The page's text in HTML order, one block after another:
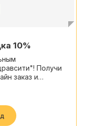
10%
Получи
заказ и
использовать
акция
только
заказ прямо